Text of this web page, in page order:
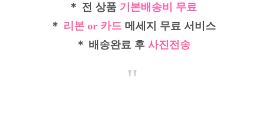
＊ 전 상품 기본배송비 무료
＊ 리본 or 카드 메세지 무료 서비스
＊ 배송완료 후 사진전송
"